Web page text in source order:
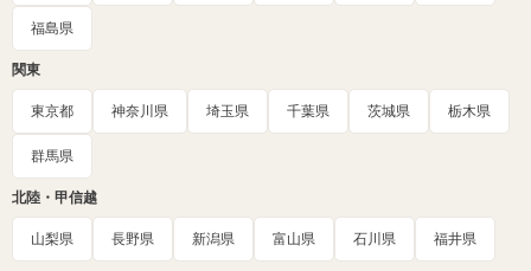
福島県
関東
東京都 神奈川県 埼玉県 千葉県 茨城県 栃木県
群馬県
北陸・甲信越
山梨県 長野県 新潟県 富山県 石川県 福井県